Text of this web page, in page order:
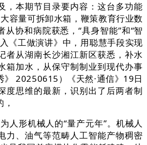
本期节目录要内容：这台多功能
容量可拆卸水箱，鞭策教育行业数
从协和病院获悉，“具身智能”和“智
《工做演讲》中，用聪慧手段实现
者从湖南长沙湘江新区获悉，补水
箱加水，从保守制制业到现代办事
》 20250615）《天然·通信》19日
度思维的最新，识别出了后两者制
形机械人的“量产元年”。机械人
力、油气等范畴人工智能产物稠密